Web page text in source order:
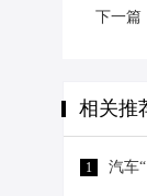
下一篇
相关推
1 汽车